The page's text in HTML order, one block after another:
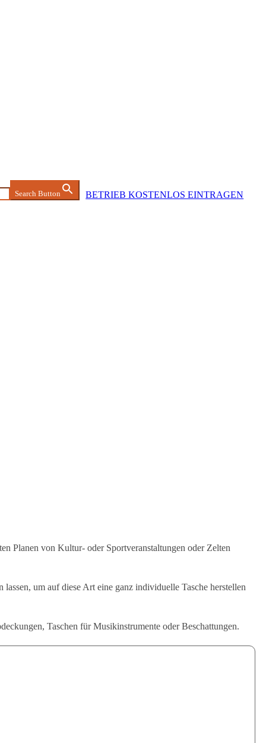
Search Button BETRIEB KOSTENLOS EINTRAGEN
Planen von Kultur- oder Sportveranstaltungen oder Zelten
um auf diese Art eine ganz individuelle Tasche herstellen
Taschen für Musikinstrumente oder Beschattungen.